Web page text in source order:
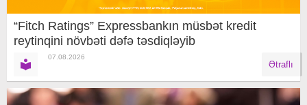
“Fitch Ratings” Expressbankın müsbət kredit
reytinqini növbəti dəfə təsdiqləyib
07.08.2026
Ətraflı